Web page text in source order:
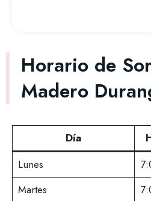
Horario de
Madero
Día
Lunes
Martes